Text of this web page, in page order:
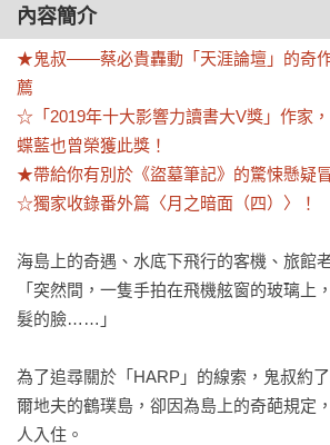
內容簡介
★鬼叔——蔡必貴轟動「天涯論壇」的奇
薦
☆「2019年十大影響力讀書大V獎」作家
蝶藍也曾榮獲此獎！
★帶給你有別於《盜墓筆記》的驚悚懸疑
☆獨家收錄番外篇〈月之暗面（四）〉！
海島上的奇遇、水底下飛行的客機、旅
「突然間，一隻手拍在飛機舷窗的玻璃上
髮的臉……」
為了追尋關於「HARP」的線索，鬼叔約
爾地夫的鶴璞島，卻因為島上的奇葩規定
人入住。